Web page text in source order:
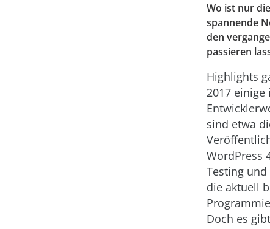
Wo ist nur
spannende
den
passieren
Highlights
2017 einige
sind etwa
WordPress
Testing
die aktuell
Doch es